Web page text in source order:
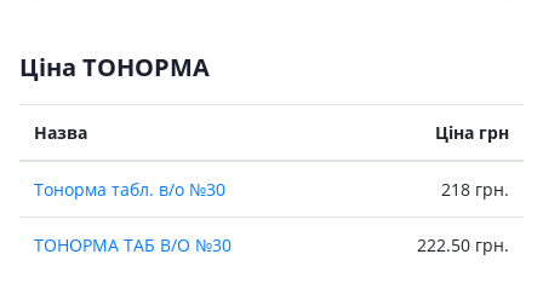
Ціна ТОНОРМА
Назва Ціна грн
Тонорма табл. в/о №30 218 грн.
ТОНОРМА ТАБ В/О №30 222.50 грн.